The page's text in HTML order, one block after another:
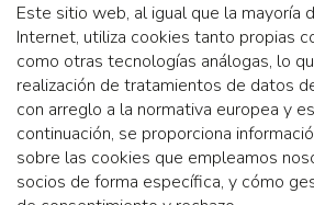
Este sitio web, al igual que la mayoría
Internet, utiliza cookies tanto propias
como otras tecnologías análogas, lo
realización de tratamientos de datos
con arreglo a la normativa europea y
continuación, se proporciona
sobre las cookies que empleamos
socios de forma específica, y cómo